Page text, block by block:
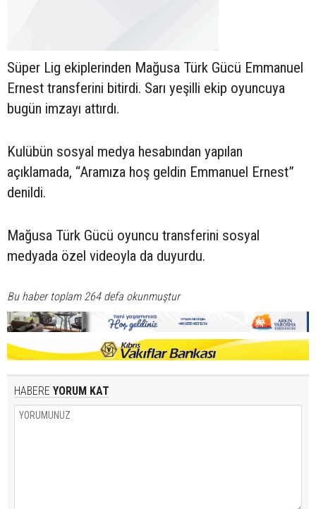
Süper Lig ekiplerinden Mağusa Türk Gücü Emmanuel
Ernest transferini bitirdi. Sarı yeşilli ekip oyuncuya
bugün imzayı attırdı.
Kulübün sosyal medya hesabından yapılan
açıklamada, “Aramıza hoş geldin Emmanuel Ernest”
denildi.
Mağusa Türk Gücü oyuncu transferini sosyal
medyada özel videoyla da duyurdu.
Bu haber toplam 264 defa okunmuştur
HABERE YORUM KAT